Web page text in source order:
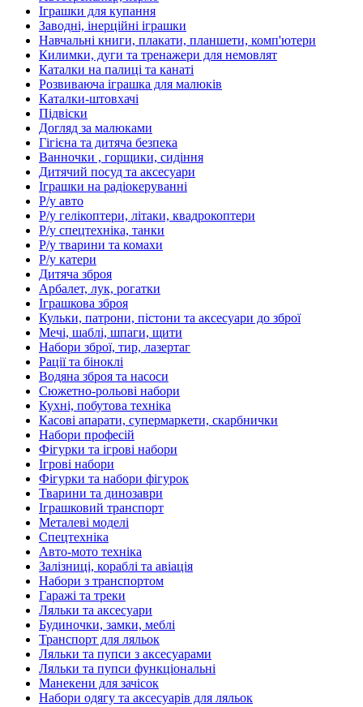
Іграшки для купання
Заводні, інерційні іграшки
Навчальні книги, плакати, планшети, комп'ютери
Килимки, дуги та тренажери для немовлят
Каталки на палиці та канаті
Розвиваюча іграшка для малюків
Каталки-штовхачі
Підвіски
Догляд за малюками
Гігієна та дитяча безпека
Ванночки , горщики, сидіння
Дитячий посуд та аксесуари
Іграшки на радіокеруванні
Р/у авто
Р/у гелікоптери, літаки, квадрокоптери
Р/у спецтехніка, танки
Р/у тварини та комахи
Р/у катери
Дитяча зброя
Арбалет, лук, рогатки
Іграшкова зброя
Кульки, патрони, пістони та аксесуари до зброї
Мечі, шаблі, шпаги, щити
Набори зброї, тир, лазертаг
Рації та біноклі
Водяна зброя та насоси
Сюжетно-рольові набори
Кухні, побутова техніка
Касові апарати, супермаркети, скарбнички
Набори професій
Фігурки та ігрові набори
Ігрові набори
Фігурки та набори фігурок
Тварини та динозаври
Іграшковий транспорт
Металеві моделі
Спецтехніка
Авто-мото техніка
Залізниці, кораблі та авіація
Набори з транспортом
Гаражі та треки
Ляльки та аксесуари
Будиночки, замки, меблі
Транспорт для ляльок
Ляльки та пупси з аксесуарами
Ляльки та пупси функціональні
Манекени для зачісок
Набори одягу та аксесуарів для ляльок